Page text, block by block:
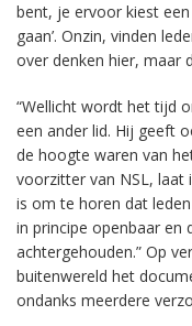
bent, je ervoor kiest
gaan’. Onzin, vinden
over denken hier, maar
“Wellicht wordt het tijd
een ander lid. Hij geeft
de hoogte waren van
voorzitter van NSL, laat
is om te horen dat
in principe openbaar en
achtergehouden.” Op
buitenwereld het
ondanks meerdere